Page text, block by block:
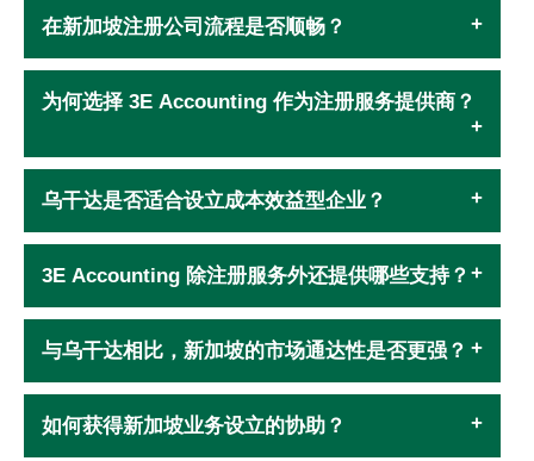
在新加坡注册公司流程是否顺畅？
为何选择 3E Accounting 作为注册服务提供商？
乌干达是否适合设立成本效益型企业？
3E Accounting 除注册服务外还提供哪些支持？
与乌干达相比，新加坡的市场通达性是否更强？
如何获得新加坡业务设立的协助？